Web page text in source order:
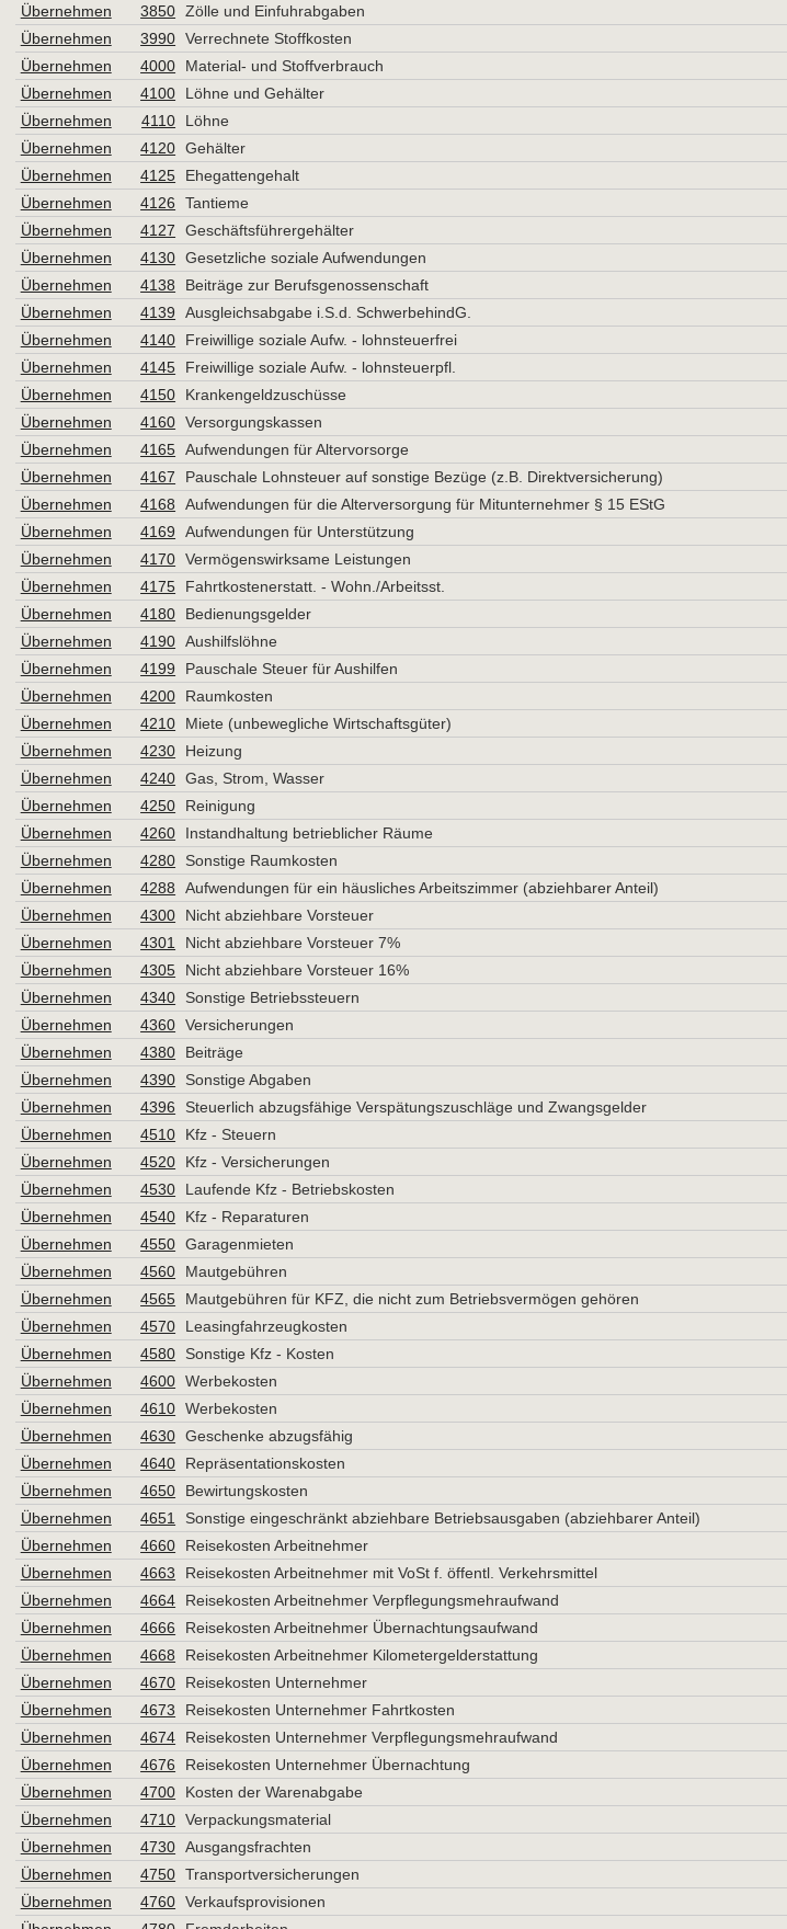
Übernehmen
3850 Zölle und Einfuhrabgaben
Übernehmen
3990 Verrechnete Stoffkosten
Übernehmen
4000 Material- und Stoffverbrauch
Übernehmen
4100 Löhne und Gehälter
Übernehmen
4110 Löhne
Übernehmen
4120 Gehälter
Übernehmen
4125 Ehegattengehalt
Übernehmen
4126 Tantieme
Übernehmen
4127 Geschäftsführergehälter
Übernehmen
4130 Gesetzliche soziale Aufwendungen
Übernehmen
4138 Beiträge zur Berufsgenossenschaft
Übernehmen
4139 Ausgleichsabgabe i.S.d. SchwerbehindG.
Übernehmen
4140 Freiwillige soziale Aufw. - lohnsteuerfrei
Übernehmen
4145 Freiwillige soziale Aufw. - lohnsteuerpfl.
Übernehmen
4150 Krankengeldzuschüsse
Übernehmen
4160 Versorgungskassen
Übernehmen
4165 Aufwendungen für Altervorsorge
Übernehmen
4167 Pauschale Lohnsteuer auf sonstige Bezüge (z.B. Direktversicherung)
Übernehmen
4168 Aufwendungen für die Alterversorgung für Mitunternehmer § 15 EStG
Übernehmen
4169 Aufwendungen für Unterstützung
Übernehmen
4170 Vermögenswirksame Leistungen
Übernehmen
4175 Fahrtkostenerstatt. - Wohn./Arbeitsst.
Übernehmen
4180 Bedienungsgelder
Übernehmen
4190 Aushilfslöhne
Übernehmen
4199 Pauschale Steuer für Aushilfen
Übernehmen
4200 Raumkosten
Übernehmen
4210 Miete (unbewegliche Wirtschaftsgüter)
Übernehmen
4230 Heizung
Übernehmen
4240 Gas, Strom, Wasser
Übernehmen
4250 Reinigung
Übernehmen
4260 Instandhaltung betrieblicher Räume
Übernehmen
4280 Sonstige Raumkosten
Übernehmen
4288 Aufwendungen für ein häusliches Arbeitszimmer (abziehbarer Anteil)
Übernehmen
4300 Nicht abziehbare Vorsteuer
Übernehmen
4301 Nicht abziehbare Vorsteuer 7%
Übernehmen
4305 Nicht abziehbare Vorsteuer 16%
Übernehmen
4340 Sonstige Betriebssteuern
Übernehmen
4360 Versicherungen
Übernehmen
4380 Beiträge
Übernehmen
4390 Sonstige Abgaben
Übernehmen
4396 Steuerlich abzugsfähige Verspätungszuschläge und Zwangsgelder
Übernehmen
4510 Kfz - Steuern
Übernehmen
4520 Kfz - Versicherungen
Übernehmen
4530 Laufende Kfz - Betriebskosten
Übernehmen
4540 Kfz - Reparaturen
Übernehmen
4550 Garagenmieten
Übernehmen
4560 Mautgebühren
Übernehmen
4565 Mautgebühren für KFZ, die nicht zum Betriebsvermögen gehören
Übernehmen
4570 Leasingfahrzeugkosten
Übernehmen
4580 Sonstige Kfz - Kosten
Übernehmen
4600 Werbekosten
Übernehmen
4610 Werbekosten
Übernehmen
4630 Geschenke abzugsfähig
Übernehmen
4640 Repräsentationskosten
Übernehmen
4650 Bewirtungskosten
Übernehmen
4651 Sonstige eingeschränkt abziehbare Betriebsausgaben (abziehbarer Anteil)
Übernehmen
4660 Reisekosten Arbeitnehmer
Übernehmen
4663 Reisekosten Arbeitnehmer mit VoSt f. öffentl. Verkehrsmittel
Übernehmen
4664 Reisekosten Arbeitnehmer Verpflegungsmehraufwand
Übernehmen
4666 Reisekosten Arbeitnehmer Übernachtungsaufwand
Übernehmen
4668 Reisekosten Arbeitnehmer Kilometergelderstattung
Übernehmen
4670 Reisekosten Unternehmer
Übernehmen
4673 Reisekosten Unternehmer Fahrtkosten
Übernehmen
4674 Reisekosten Unternehmer Verpflegungsmehraufwand
Übernehmen
4676 Reisekosten Unternehmer Übernachtung
Übernehmen
4700 Kosten der Warenabgabe
Übernehmen
4710 Verpackungsmaterial
Übernehmen
4730 Ausgangsfrachten
Übernehmen
4750 Transportversicherungen
Übernehmen
4760 Verkaufsprovisionen